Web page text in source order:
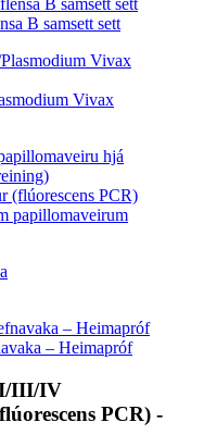
B samsett sett
Vivax
papillomaveirum
– Heimapróf
III/IV
PCR) -